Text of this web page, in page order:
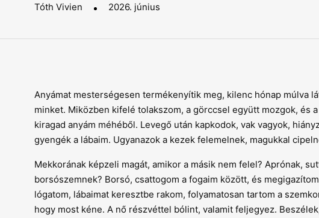
Tóth Vivien 2026. június
Anyámat mesterségesen termékenyítik meg, kilenc hónap múlva
minket. Miközben kifelé tolakszom, a görccsel együtt mozgok, és
kiragad anyám méhéből. Levegő után kapkodok, vak vagyok,
gyengék a lábaim. Ugyanazok a kezek felemelnek, magukkal
Mekkorának képzeli magát, amikor a másik nem felel? Aprónak,
borsószemnek? Borsó, csattogom a fogaim között, és
lógatom, lábaimat keresztbe rakom, folyamatosan tartom a
hogy most kéne. A nő részvéttel bólint, valamit feljegyez.